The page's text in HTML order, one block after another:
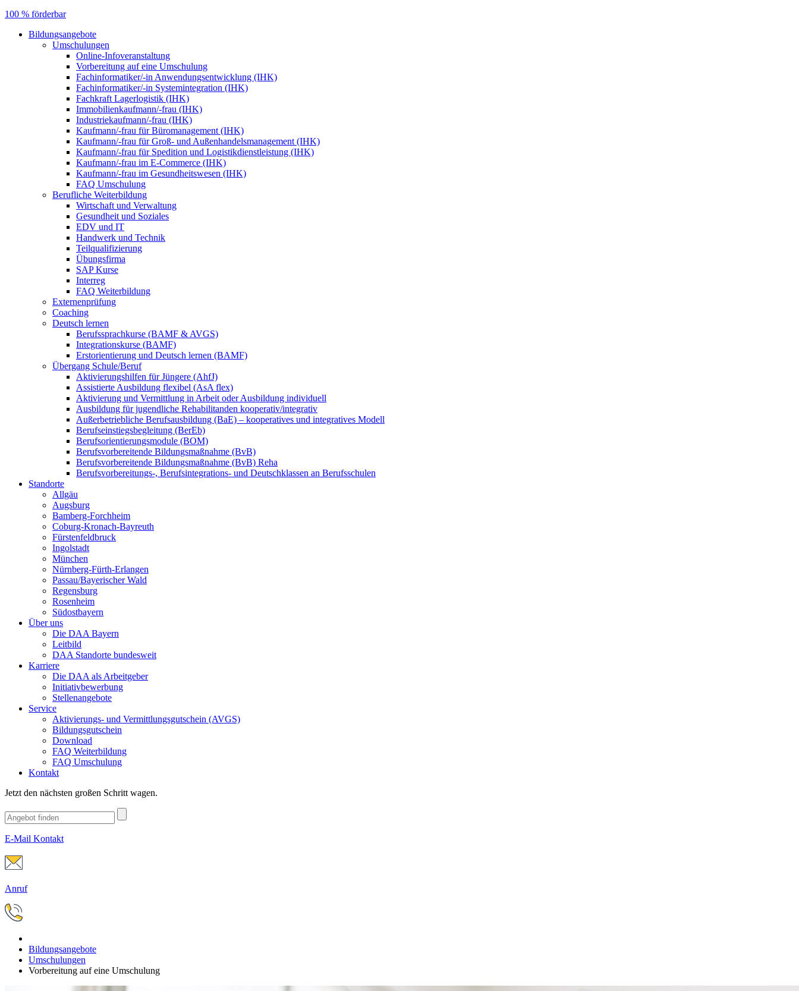
100 % förderbar
Bildungsangebote
Umschulungen
Online-Infoveranstaltung
Vorbereitung auf eine Umschulung
Fachinformatiker/-in Anwendungsentwicklung (IHK)
Fachinformatiker/-in Systemintegration (IHK)
Fachkraft Lagerlogistik (IHK)
Immobilienkaufmann/-frau (IHK)
Industriekaufmann/-frau (IHK)
Kaufmann/-frau für Büromanagement (IHK)
Kaufmann/-frau für Groß- und Außenhandelsmanagement (IHK)
Kaufmann/-frau für Spedition und Logistikdienstleistung (IHK)
Kaufmann/-frau im E-Commerce (IHK)
Kaufmann/-frau im Gesundheitswesen (IHK)
FAQ Umschulung
Berufliche Weiterbildung
Wirtschaft und Verwaltung
Gesundheit und Soziales
EDV und IT
Handwerk und Technik
Teilqualifizierung
Übungsfirma
SAP Kurse
Interreg
FAQ Weiterbildung
Externenprüfung
Coaching
Deutsch lernen
Berufssprachkurse (BAMF & AVGS)
Integrationskurse (BAMF)
Erstorientierung und Deutsch lernen (BAMF)
Übergang Schule/Beruf
Aktivierungshilfen für Jüngere (AhfJ)
Assistierte Ausbildung flexibel (AsA flex)
Aktivierung und Vermittlung in Arbeit oder Ausbildung individuell
Ausbildung für jugendliche Rehabilitanden kooperativ/integrativ
Außerbetriebliche Berufsausbildung (BaE) – kooperatives und integratives Modell
Berufseinstiegsbegleitung (BerEb)
Berufsorientierungsmodule (BOM)
Berufsvorbereitende Bildungsmaßnahme (BvB)
Berufsvorbereitende Bildungsmaßnahme (BvB) Reha
Berufsvorbereitungs-, Berufsintegrations- und Deutschklassen an Berufsschulen
Standorte
Allgäu
Augsburg
Bamberg-Forchheim
Coburg-Kronach-Bayreuth
Fürstenfeldbruck
Ingolstadt
München
Nürnberg-Fürth-Erlangen
Passau/Bayerischer Wald
Regensburg
Rosenheim
Südostbayern
Über uns
Die DAA Bayern
Leitbild
DAA Standorte bundesweit
Karriere
Die DAA als Arbeitgeber
Initiativbewerbung
Stellenangebote
Service
Aktivierungs- und Vermittlungsgutschein (AVGS)
Bildungsgutschein
Download
FAQ Weiterbildung
FAQ Umschulung
Kontakt
Jetzt den nächsten großen Schritt wagen.
E-Mail Kontakt
Anruf
Bildungsangebote
Umschulungen
Vorbereitung auf eine Umschulung